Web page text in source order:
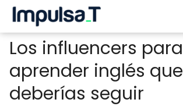
Los influencers para
aprender inglés que
deberías seguir